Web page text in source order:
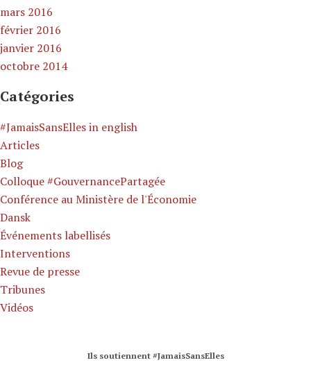
mars 2016
février 2016
janvier 2016
octobre 2014
Catégories
#JamaisSansElles in english
Articles
Blog
Colloque #GouvernancePartagée
Conférence au Ministère de l'Économie
Dansk
Événements labellisés
Interventions
Revue de presse
Tribunes
Vidéos
Ils soutiennent #JamaisSansElles